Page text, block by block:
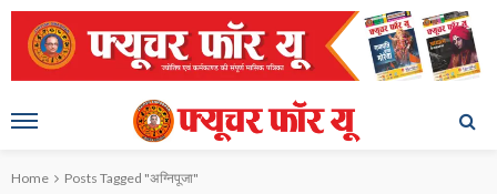
Home Posts Tagged "अग्निपूजा"